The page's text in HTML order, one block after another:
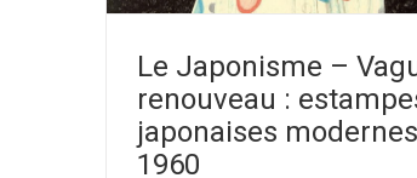
Le Japonisme –
renouveau :
japonaises
1960